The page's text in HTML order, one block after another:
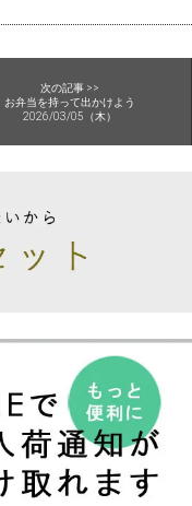
次の記事 >>
お弁当を持って出かけよう
2026/03/05（木）